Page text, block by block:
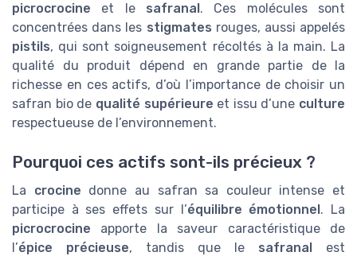
picrocrocine et le safranal . Ces molécules sont
concentrées dans les stigmates rouges, aussi appelés
pistils, qui sont soigneusement récoltés à la main. La
qualité du produit dépend en grande partie de la
richesse en ces actifs, d’où l’importance de choisir un
safran bio de qualité supérieure et issu d’une culture
respectueuse de l’environnement.
Pourquoi ces actifs sont-ils précieux ?
La crocine donne au safran sa couleur intense et
participe à ses effets sur l’équilibre émotionnel. La
picrocrocine apporte la saveur caractéristique de
l’épice précieuse, tandis que le safranal est